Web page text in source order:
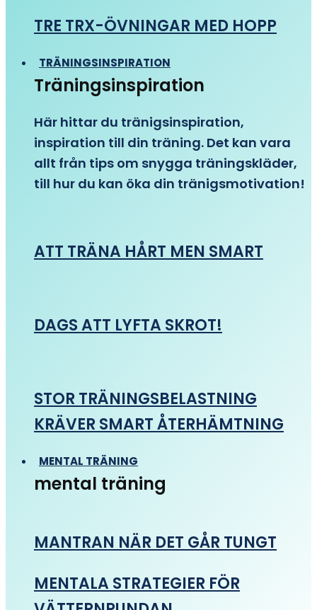
TRE TRX-ÖVNINGAR MED HOPP
TRÄNINGSINSPIRATION
Träningsinspiration
Här hittar du tränigsinspiration,
inspiration till din träning. Det kan vara
allt från tips om snygga träningskläder,
till hur du kan öka din tränigsmotivation!
ATT TRÄNA HÅRT MEN SMART
DAGS ATT LYFTA SKROT!
STOR TRÄNINGSBELASTNING
KRÄVER SMART ÅTERHÄMTNING
MENTAL TRÄNING
mental träning
MANTRAN NÄR DET GÅR TUNGT
MENTALA STRATEGIER FÖR